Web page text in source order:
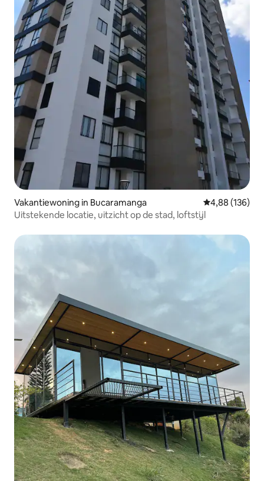
Vakantiewoning in Bucaramanga Gemiddelde
4,88 (136)
Uitstekende locatie, uitzicht op de stad, loftstijl